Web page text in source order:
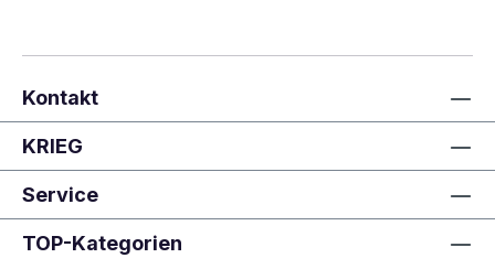
Kontakt
KRIEG
Service
TOP-Kategorien